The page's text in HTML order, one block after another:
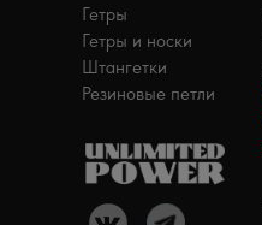
Гетры
Гетры и носки
Штангетки
Резиновые петли